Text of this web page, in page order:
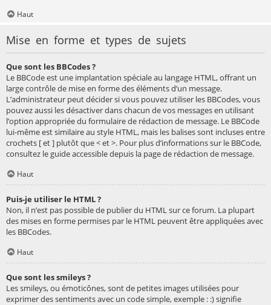
Haut
Mise en forme et types de sujets
Que sont les BBCodes ?
Le BBCode est une implantation spéciale au langage HTML, offrant un
large contrôle de mise en forme des éléments d’un message.
L’administrateur peut décider si vous pouvez utiliser les BBCodes, vous
pouvez aussi les désactiver dans chacun de vos messages en utilisant
l’option appropriée du formulaire de rédaction de message. Le BBCode
lui-même est similaire au style HTML, mais les balises sont incluses entre
crochets [ et ] plutôt que < et >. Pour plus d’informations sur le BBCode,
consultez le guide accessible depuis la page de rédaction de message.
Haut
Puis-je utiliser le HTML ?
Non, il n’est pas possible de publier du HTML sur ce forum. La plupart
des mises en forme permises par le HTML peuvent être appliquées avec
les BBCodes.
Haut
Que sont les smileys ?
Les smileys, ou émoticônes, sont de petites images utilisées pour
exprimer des sentiments avec un code simple, exemple : :) signifie